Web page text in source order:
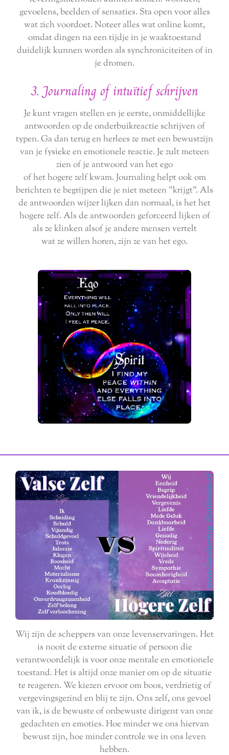
gevoelens, beelden of sensaties. Sta open voor alles
wat zich voordoet. Noteer alles wat online komt,
omdat dingen na een tijdje in je waaktoestand
duidelijk kunnen worden als synchroniciteiten of in
je dromen.
3. Journaling of intuïtief schrijven
Je kunt vragen stellen en je eerste, onmiddellijke
antwoorden op de onderbuikreactie schrijven of
typen. Ga dan terug en herlees ze met een bewustzijn
van je fysieke en emotionele reactie. Je zult meteen
zien of je antwoord van het ego
of het hogere zelf kwam. Journaling helpt ook om
berichten te begrijpen die je niet meteen "krijgt". Als
de antwoorden wijzer lijken dan normaal, is het het
hogere zelf. Als de antwoorden geforceerd lijken of
als ze klinken alsof je andere mensen vertelt
wat ze willen horen, zijn ze van het ego.
Wij zijn de scheppers van onze levenservaringen. Het
is nooit de externe situatie of persoon die
verantwoordelijk is voor onze mentale en emotionele
toestand. Het is altijd onze manier om op de situatie
te reageren. We kiezen ervoor om boos, verdrietig of
vergevingsgezind en blij te zijn. Ons zelf, ons gevoel
van ik, is de bewuste of onbewuste dirigent van onze
gedachten en emoties. Hoe minder we ons hiervan
bewust zijn, hoe minder controle we in ons leven
hebben.